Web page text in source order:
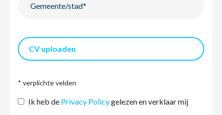
CV uploaden
* verplichte velden
Ik heb de Privacy Policygelezen en verklaar mij